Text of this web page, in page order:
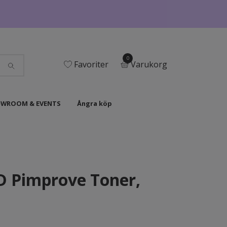
Favoriter
0
Varukorg
& EVENTS Ångra köp
Pimprove Toner,